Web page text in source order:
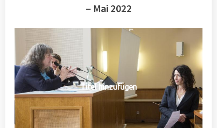
– Mai 2022
Titel hinzufügen